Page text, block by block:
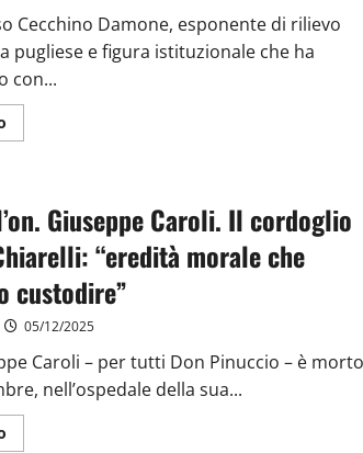
Cecchino Damone, esponente di rilievo
pugliese e figura istituzionale che ha
con...
Giuseppe Caroli. Il cordoglio
“eredità morale che
custodire”
05/12/2025
Caroli – per tutti Don Pinuccio – è morto
nell’ospedale della sua...